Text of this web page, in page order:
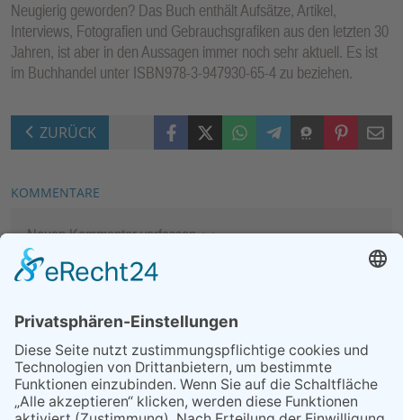
Neugierig geworden? Das Buch enthält Aufsätze, Artikel,
Interviews, Fotografien und Gebrauchsgrafiken aus den letzten 30
Jahren, ist aber in den Aussagen immer noch sehr aktuell. Es ist
im Buchhandel unter ISBN978-3-947930-65-4 zu beziehen.
ZURÜCK FacebookX (Twitter)WhatsAppTelegramThreemaPinterestMail
KOMMENTARE
Neuen Kommentar verfassen
07.08.2026
„Männerschuppen“ stellt sich
vor
07.08.2026
Packende Mixed Duelle beim
KTC